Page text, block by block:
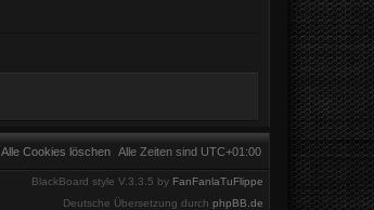
Alle Zeiten sind UTC+01:00
Alle Cookies löschen
BlackBoard style V.3.3.5 by FanFanlaTuFlippe
Deutsche Übersetzung durch phpBB.de